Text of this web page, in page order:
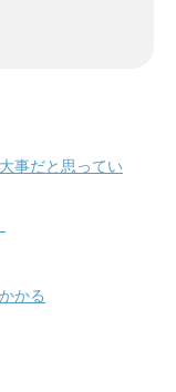
事だと思ってい
かる